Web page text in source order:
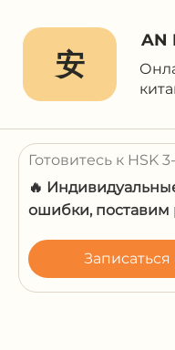
安
AN
Готовитесь к HSK
🔥
ошибки, поставим